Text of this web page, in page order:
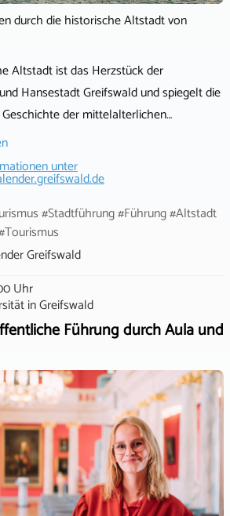
durch die historische Altstadt von
Altstadt ist das Herzstück der
Hansestadt Greifswald und spiegelt die
der mittelalterlichen…
unter
#Stadtführung #Führung #Altstadt
Greifswald
Uhr
inGreifswald
Führung durch Aula und